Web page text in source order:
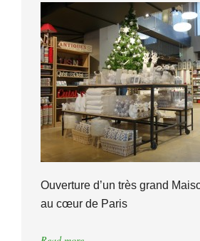
Ouverture d’un très grand
au cœur de Paris